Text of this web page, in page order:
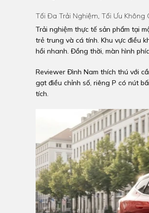
Tối Đa Trải Nghiệm, Tối Ưu Không
Trải nghiệm thực tế sản phẩm tại
trẻ trung và cá tính. Khu vực điều
hồi nhanh. Đồng thời, màn hình
Reviewer Đình Nam thích thú với
gạt điều chỉnh số, riêng P có nút
tích.